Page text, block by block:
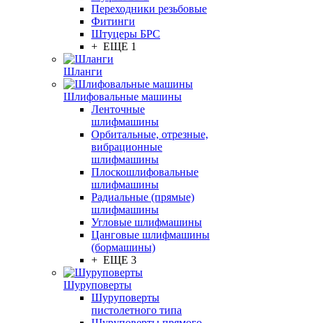
Переходники резьбовые
Фитинги
Штуцеры БРС
+ ЕЩЕ 1
Шланги
Шлифовальные машины
Ленточные
шлифмашины
Орбитальные, отрезные,
вибрационные
шлифмашины
Плоскошлифовальные
шлифмашины
Радиальные (прямые)
шлифмашины
Угловые шлифмашины
Цанговые шлифмашины
(бормашины)
+ ЕЩЕ 3
Шуруповерты
Шуруповерты
пистолетного типа